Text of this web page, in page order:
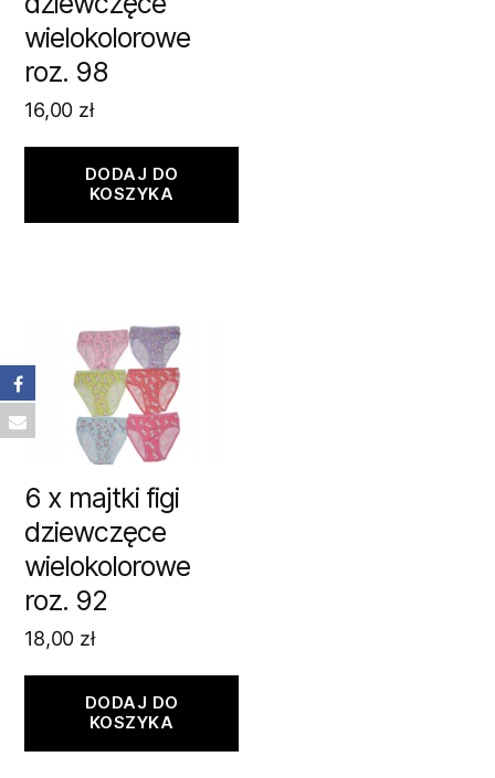
wielokolorowe
roz. 98
16,00 zł
DODAJ DO
KOSZYKA
6 x majtki figi
dziewczęce
wielokolorowe
roz. 92
18,00 zł
DODAJ DO
KOSZYKA